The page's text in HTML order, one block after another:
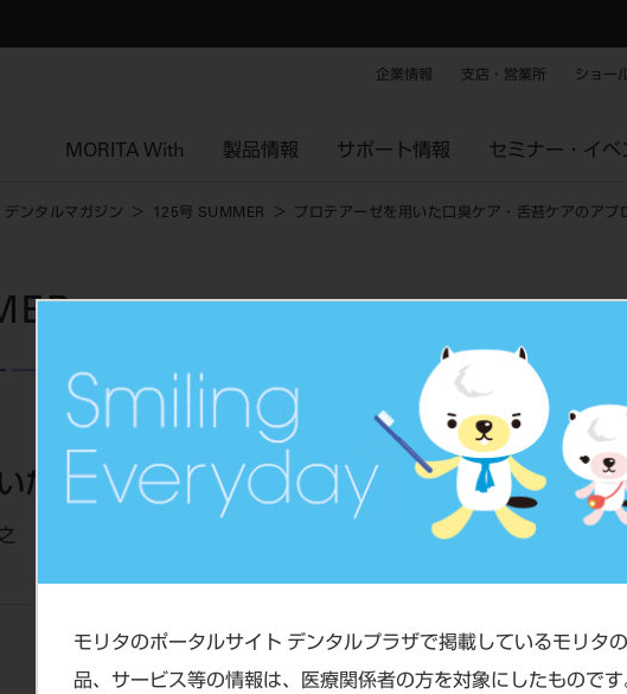
モリタのポータルサイト デンタルプラザで掲載しているモリタ
品、サービス等の情報は、医療関係者の方を対象にしたものです
企業情報 支店・営業所 ショー
MORITA With 製品情報 サポート情報 セミナー・イベ
デンタルマガジン 125号 SUMMER プロテアーゼを用いた口臭ケア・舌苔ケアのアプ
た口臭ケア・舌苔ケアのアプローチ